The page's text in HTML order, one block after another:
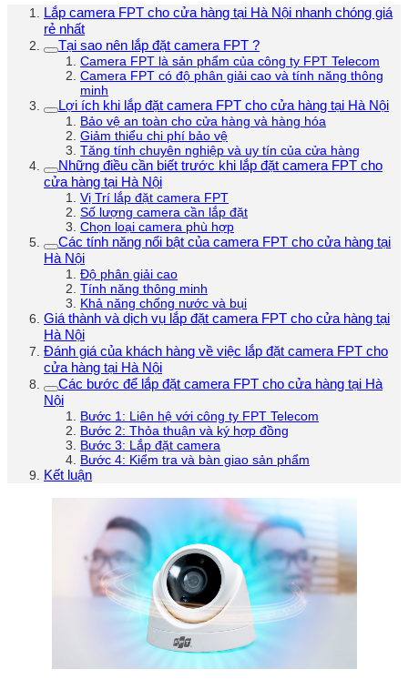
Lắp camera FPT cho cửa hàng tại Hà Nội nhanh chóng giá
rẻ nhất
Tại sao nên lắp đặt camera FPT ?
Camera FPT là sản phẩm của công ty FPT Telecom
Camera FPT có độ phân giải cao và tính năng thông
minh
Lợi ích khi lắp đặt camera FPT cho cửa hàng tại Hà Nội
Bảo vệ an toàn cho cửa hàng và hàng hóa
Giảm thiểu chi phí bảo vệ
Tăng tính chuyên nghiệp và uy tín của cửa hàng
Những điều cần biết trước khi lắp đặt camera FPT cho
cửa hàng tại Hà Nội
Vị Trí lắp đặt camera FPT
Số lượng camera cần lắp đặt
Chọn loại camera phù hợp
Các tính năng nổi bật của camera FPT cho cửa hàng tại
Hà Nội
Độ phân giải cao
Tính năng thông minh
Khả năng chống nước và bụi
Giá thành và dịch vụ lắp đặt camera FPT cho cửa hàng tại
Hà Nội
Đánh giá của khách hàng về việc lắp đặt camera FPT cho
cửa hàng tại Hà Nội
Các bước để lắp đặt camera FPT cho cửa hàng tại Hà
Nội
Bước 1: Liên hệ với công ty FPT Telecom
Bước 2: Thỏa thuận và ký hợp đồng
Bước 3: Lắp đặt camera
Bước 4: Kiểm tra và bàn giao sản phẩm
Kết luận